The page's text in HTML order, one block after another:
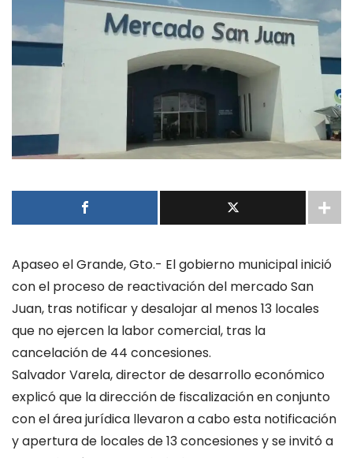
Apaseo el Grande, Gto.- El gobierno municipal inició
con el proceso de reactivación del mercado San
Juan, tras notificar y desalojar al menos 13 locales
que no ejercen la labor comercial, tras la
cancelación de 44 concesiones.
Salvador Varela, director de desarrollo económico
explicó que la dirección de fiscalización en conjunto
con el área jurídica llevaron a cabo esta notificación
y apertura de locales de 13 concesiones y se invitó a